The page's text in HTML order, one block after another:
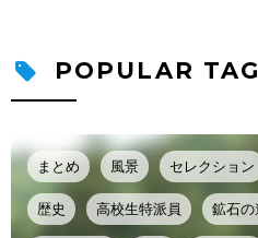
POPULAR TAG
まとめ 風景 セレクション
歴史 高校生特派員 鉱石の